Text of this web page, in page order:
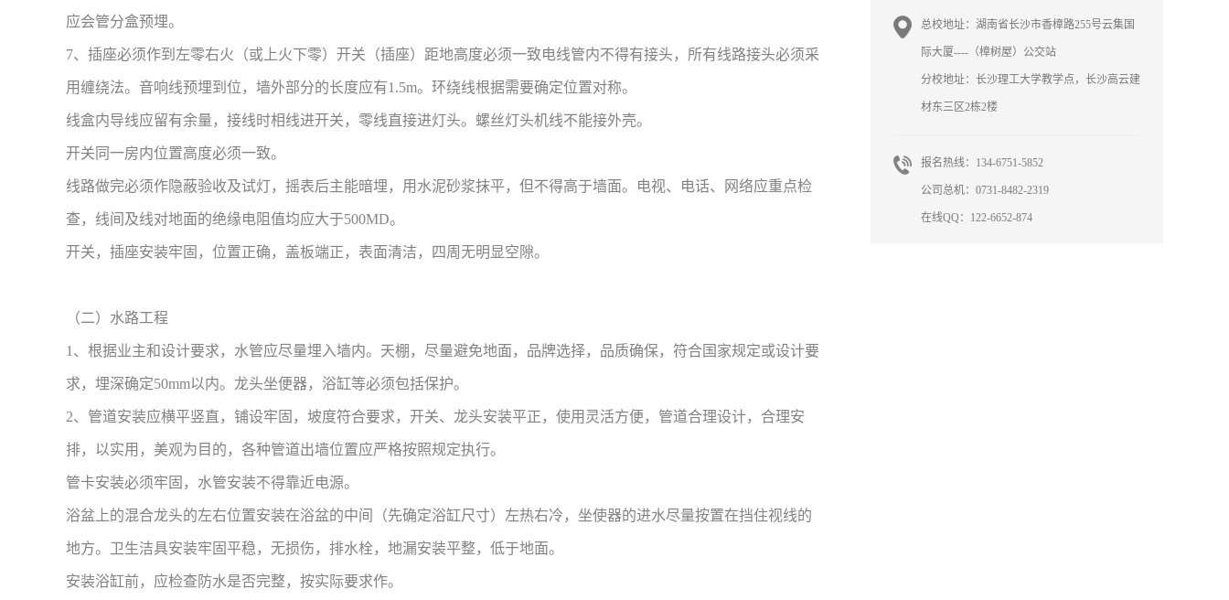
总校地址：湖南省长沙市香樟路255号云集国
际大厦----（樟树屋）公交站
分校地址：长沙理工大学教学点，长沙高云建
材东三区2栋2楼
报名热线：134-6751-5852
公司总机：0731-8482-2319
在线QQ：122-6652-874
应会管分盒预埋。
7、插座必须作到左零右火（或上火下零）开关（插座）距地高度必须一致电线管内不得有接头，所有线路接头必须采
用缠绕法。音响线预埋到位，墙外部分的长度应有1.5m。环绕线根据需要确定位置对称。
线盒内导线应留有余量，接线时相线进开关，零线直接进灯头。螺丝灯头机线不能接外壳。
开关同一房内位置高度必须一致。
线路做完必须作隐蔽验收及试灯，摇表后主能暗埋，用水泥砂浆抹平，但不得高于墙面。电视、电话、网络应重点检
查，线间及线对地面的绝缘电阻值均应大于500MD。
开关，插座安装牢固，位置正确，盖板端正，表面清洁，四周无明显空隙。
（二）水路工程
1、根据业主和设计要求，水管应尽量埋入墙内。天棚，尽量避免地面，品牌选择，品质确保，符合国家规定或设计要
求，埋深确定50mm以内。龙头坐便器，浴缸等必须包括保护。
2、管道安装应横平竖直，铺设牢固，坡度符合要求，开关、龙头安装平正，使用灵活方便，管道合理设计，合理安
排，以实用，美观为目的，各种管道出墙位置应严格按照规定执行。
管卡安装必须牢固，水管安装不得靠近电源。
浴盆上的混合龙头的左右位置安装在浴盆的中间（先确定浴缸尺寸）左热右冷，坐使器的进水尽量按置在挡住视线的
地方。卫生洁具安装牢固平稳，无损伤，排水栓，地漏安装平整，低于地面。
安装浴缸前，应检查防水是否完整，按实际要求作。